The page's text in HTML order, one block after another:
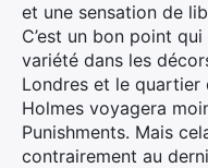
et une sensation de
C’est un bon point
variété dans les
Londres et le quartier
Holmes voyagera
Punishments. Mais
contrairement au